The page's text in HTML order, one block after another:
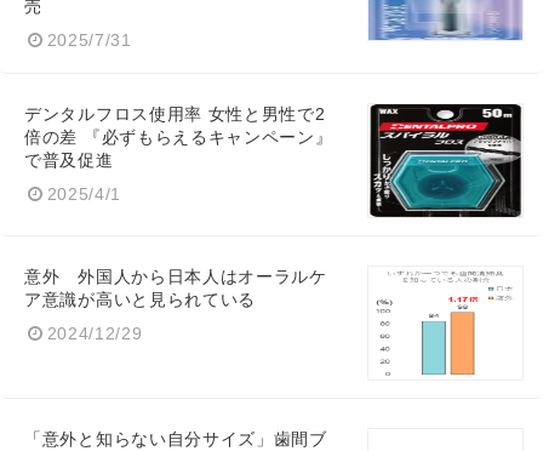
売
2025/7/31
デンタルフロス使用率 女性と男性で2
倍の差 『必ずもらえるキャンペーン』
で普及促進
2025/4/1
意外 外国人から日本人はオーラルケ
ア意識が高いと見られている
2024/12/29
「意外と知らない自分サイズ」歯間ブ